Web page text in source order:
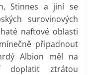
Stinnes a jiní se
surovinových
naftové oblasti
připadnout
Albion měl na
doplatit ztrátou